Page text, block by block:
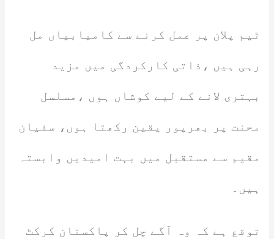
ٹیم پلان پر عمل کرنے سے کامیابیاں مل
رہی ہیں ،ذاتی کارکردگی میں مزید
بہتری لانے کے لیے کوشاں ہوں ،مسلسل
محنت پر بھرپور یقین رکھتا ہوں، سفیان
مقیم سے مستقبل میں بہت امیدیں وابستہ
ہیں۔
توقع ہے کہ وہ آگے چل کر پاکستان کرکٹ